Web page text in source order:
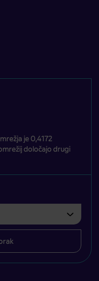
je 0,4172
določajo drugi